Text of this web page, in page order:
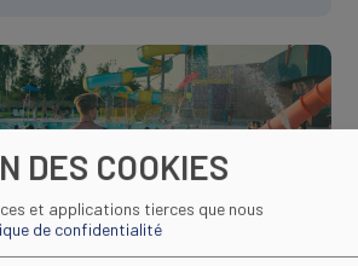
DES COOKIES
et applications tierces que nous
de confidentialité